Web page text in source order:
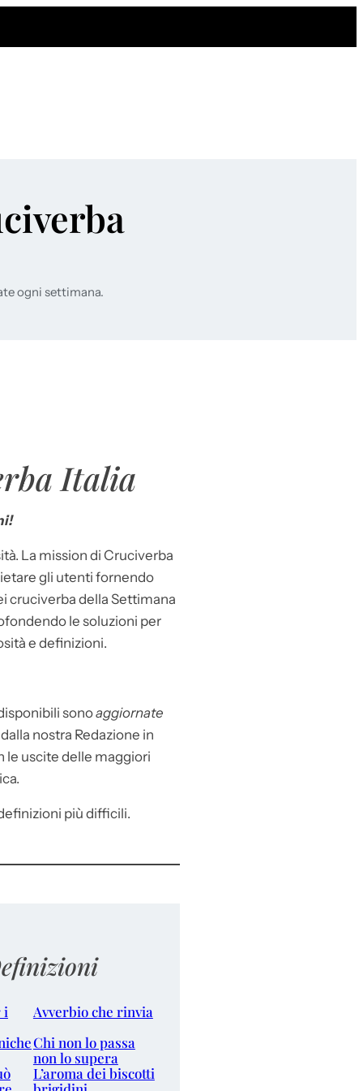
ogni settimana.
Italia
La mission di Cruciverba
gli utenti fornendo
cruciverba della Settimana
le soluzioni per
e definizioni.
sonoaggiornate
dalla nostra Redazione in
le uscite delle maggiori
più difficili.
i
Avverbio che rinvia
Chi non lo passa
non lo supera
L’aroma dei biscotti